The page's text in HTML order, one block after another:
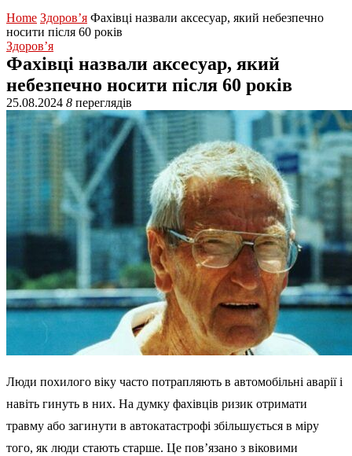
Home Здоров’я Фахівці назвали аксесуар, який небезпечно
носити після 60 років
Здоров’я
Фахівці назвали аксесуар, який
небезпечно носити після 60 років
25.08.2024 8 переглядів
Люди похилого віку часто потрапляють в автомобільні аварії і
навіть гинуть в них. На думку фахівців ризик отримати
травму або загинути в автокатастрофі збільшується в міру
того, як люди стають старше. Це пов’язано з віковими